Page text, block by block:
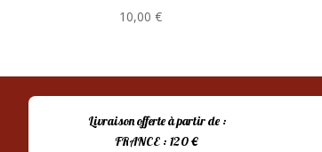
10,00€
Livraison offerte à partir de :
FRANCE : 120 €